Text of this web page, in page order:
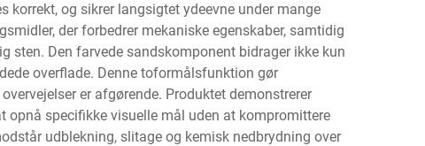
og sikrer langsigtet ydeevne under mange
der forbedrer mekaniske egenskaber, samtidig
sten. Den farvede sandskomponent bidrager ikke kun
overflade. Denne toformålsfunktion gør
er afgørende. Produktet demonstrerer
specifikke visuelle mål uden at kompromittere
udblekning, slitage og kemisk nedbrydning over